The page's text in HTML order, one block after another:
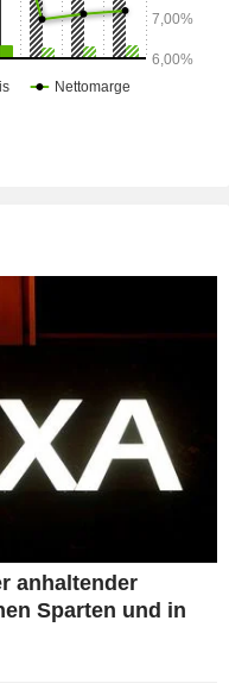
anhaltender
Sparten und in